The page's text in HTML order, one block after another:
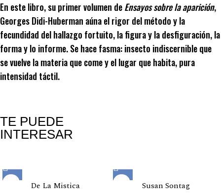
En este libro, su primer volumen deEnsayos sobre la aparición,
Georges Didi-Huberman aúna el rigor del método y la
fecundidad del hallazgo fortuito, la figura y la desfiguración, la
forma y lo informe. Se hace fasma: insecto indiscernible que
se vuelve la materia que come y el lugar que habita, pura
intensidad táctil.
TE PUEDE
INTERESAR
De La Mistica Susan Sontag